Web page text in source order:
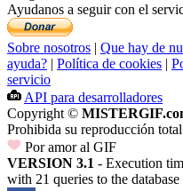
Ayudanos a seguir con el
Sobre nosotros | Que hay de
ayuda? | Política de cookies |
servicio
API para desarrolladores
Copyright ©
Prohibida su reproducción
Por amor al GIF
VERSION 3.1 - Execution
with 21 queries to the